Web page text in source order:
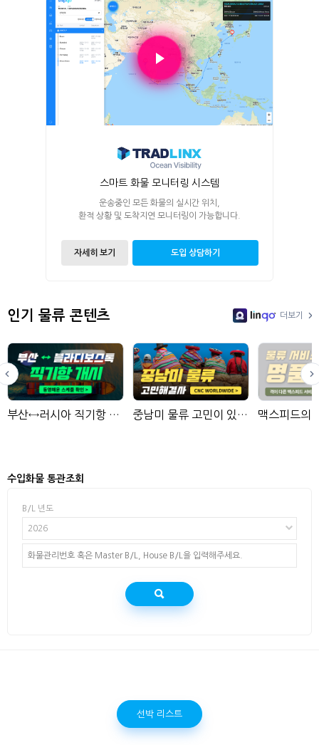
스마트 화물 모니터링 시스템
운송중인 모든 화물의 실시간 위치,
환적 상황 및 도착지연 모니터링이 가능합니다.
자세히 보기 도입 상담하기
인기 물류 콘텐츠
LinGo
더보기
부산↔러시아 직기항 서비스 보기 중남미 물류 고민이 있다면?
수입화물 통관조회
B/L 년도
2026
선박 리스트